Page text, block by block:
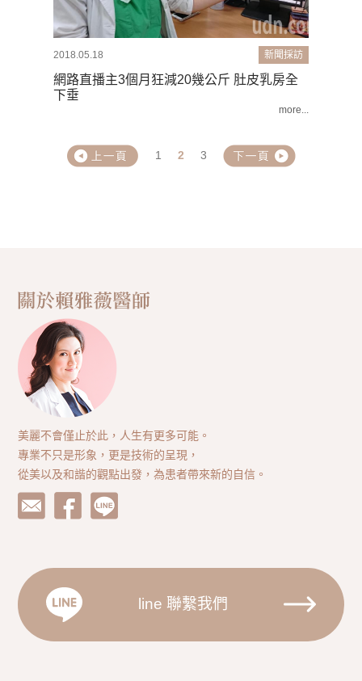
新聞採訪
2018.05.18
網路直播主3個月狂減20幾公斤 肚皮乳房全
下垂
more...
1 2 3
美麗不會僅止於此，人生有更多可能。
專業不只是形象，更是技術的呈現，
從美以及和諧的觀點出發，為患者帶來新的自信。
line 聯繫我們